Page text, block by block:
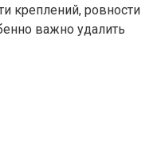
креплений, ровности
важно удалить